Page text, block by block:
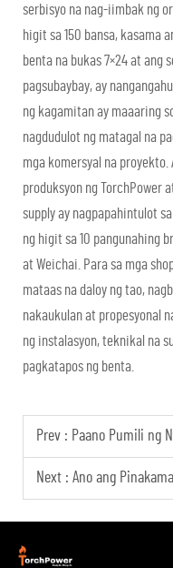
serbisyo na nag-iimbak ng
higit sa 150 bansa, kasama
benta na bukas 7×24 at ang
pagsubaybay, ay
ng kagamitan ay maaaring
nagdudulot ng matagal na
mga komersyal na
produksyon ng TorchPower
supply ay nagpapahintulot
ng higit sa 10 pangunahing
at Weichai. Para sa mga
mataas na daloy ng tao,
nakaukulan at propesyonal
ng instalasyon, teknikal na
pagkatapos ng benta.
Prev : Paano Pumili ng Nagbibigay-Kita
Next : Ano ang Pinakamahusay na Internasyonal